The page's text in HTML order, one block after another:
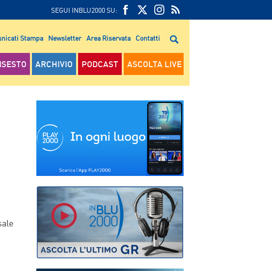
SEGUI INBLU2000 SU:
FEED
RSS
RSS
Stampa Newsletter Area Riservata Contatti
ARCHIVIO PODCAST ASCOLTA LIVE